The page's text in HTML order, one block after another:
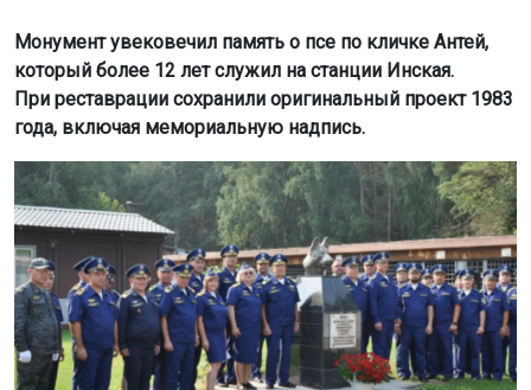
Монумент увековечил память о псе по кличке Антей,
который более 12 лет служил на станции Инская.
При реставрации сохранили оригинальный проект 1983
года, включая мемориальную надпись.